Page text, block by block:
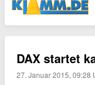
DAX startet
27. Januar 2015, 09:28